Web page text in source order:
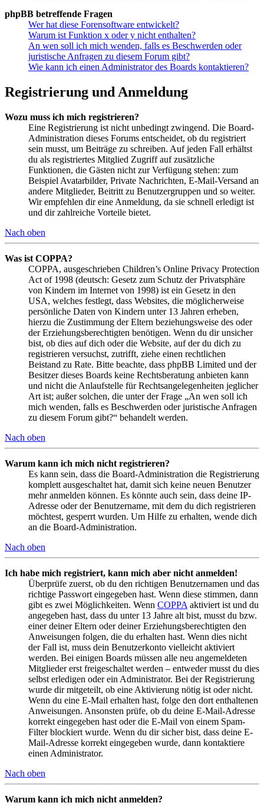
phpBB betreffende Fragen
Wer hat diese Forensoftware entwickelt?
Warum ist Funktion x oder y nicht enthalten?
An wen soll ich mich wenden, falls es Beschwerden oder
juristische Anfragen zu diesem Forum gibt?
Wie kann ich einen Administrator des Boards kontaktieren?
Registrierung und Anmeldung
Wozu muss ich mich registrieren?
Eine Registrierung ist nicht unbedingt zwingend. Die Board-
Administration dieses Forums entscheidet, ob du registriert
sein musst, um Beiträge zu schreiben. Auf jeden Fall erhältst
du als registriertes Mitglied Zugriff auf zusätzliche
Funktionen, die Gästen nicht zur Verfügung stehen: zum
Beispiel Avatarbilder, Private Nachrichten, E-Mail-Versand an
andere Mitglieder, Beitritt zu Benutzergruppen und so weiter.
Wir empfehlen dir eine Anmeldung, da sie schnell erledigt ist
und dir zahlreiche Vorteile bietet.
Nach oben
Was ist COPPA?
COPPA, ausgeschrieben Children’s Online Privacy Protection
Act of 1998 (deutsch: Gesetz zum Schutz der Privatsphäre
von Kindern im Internet von 1998) ist ein Gesetz in den
USA, welches festlegt, dass Websites, die möglicherweise
persönliche Daten von Kindern unter 13 Jahren erheben,
hierzu die Zustimmung der Eltern beziehungsweise des oder
der Erziehungsberechtigten benötigen. Wenn du dir unsicher
bist, ob dies auf dich oder die Website, auf der du dich zu
registrieren versuchst, zutrifft, ziehe einen rechtlichen
Beistand zu Rate. Bitte beachte, dass phpBB Limited und der
Besitzer dieses Boards keine Rechtsberatung anbieten kann
und nicht die Anlaufstelle für Rechtsangelegenheiten jeglicher
Art ist; außer solchen, die unter der Frage „An wen soll ich
mich wenden, falls es Beschwerden oder juristische Anfragen
zu diesem Forum gibt?“ behandelt werden.
Nach oben
Warum kann ich mich nicht registrieren?
Es kann sein, dass die Board-Administration die Registrierung
komplett ausgeschaltet hat, damit sich keine neuen Benutzer
mehr anmelden können. Es könnte auch sein, dass deine IP-
Adresse oder der Benutzername, mit dem du dich registrieren
möchtest, gesperrt wurden. Um Hilfe zu erhalten, wende dich
an die Board-Administration.
Nach oben
Ich habe mich registriert, kann mich aber nicht anmelden!
Überprüfe zuerst, ob du den richtigen Benutzernamen und das
richtige Passwort eingegeben hast. Wenn diese stimmen, dann
gibt es zwei Möglichkeiten. Wenn COPPA aktiviert ist und du
angegeben hast, dass du unter 13 Jahre alt bist, musst du bzw.
einer deiner Eltern oder deiner Erziehungsberechtigten den
Anweisungen folgen, die du erhalten hast. Wenn dies nicht
der Fall ist, muss dein Benutzerkonto vielleicht aktiviert
werden. Bei einigen Boards müssen alle neu angemeldeten
Mitglieder erst freigeschaltet werden – entweder musst du dies
selbst erledigen oder ein Administrator. Bei der Registrierung
wurde dir mitgeteilt, ob eine Aktivierung nötig ist oder nicht.
Wenn du eine E-Mail erhalten hast, folge den dort enthaltenen
Anweisungen. Ansonsten prüfe, ob du deine E-Mail-Adresse
korrekt eingegeben hast oder die E-Mail von einem Spam-
Filter blockiert wurde. Wenn du dir sicher bist, dass deine E-
Mail-Adresse korrekt eingegeben wurde, dann kontaktiere
einen Administrator.
Nach oben
Warum kann ich mich nicht anmelden?